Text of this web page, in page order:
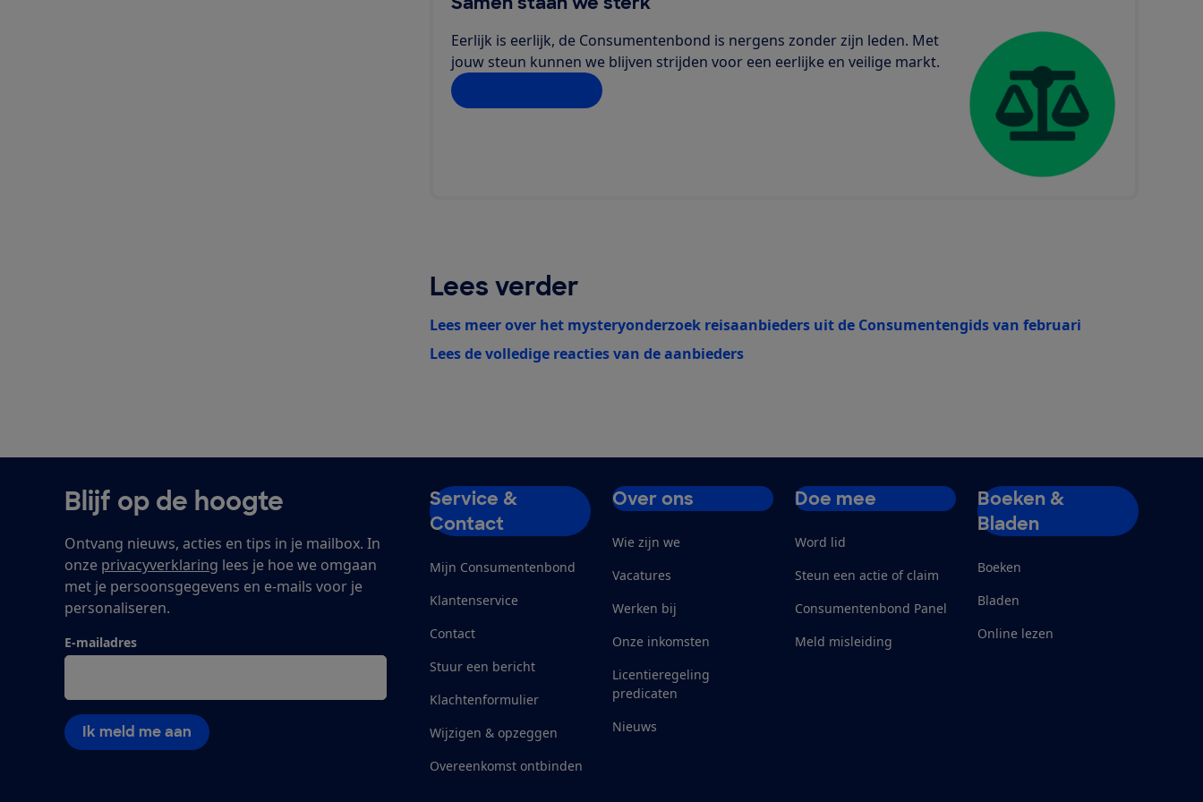
Eerlijk is eerlijk, de Consumentenbond is nergens zonder zijn leden. Met
jouw steun kunnen we blijven strijden voor een eerlijke en veilige markt.
Lees verder
Lees meer over het mysteryonderzoek reisaanbieders uit de Consumentengids van februari
Lees de volledige reacties van de aanbieders
Blijf op de hoogte
Ontvang nieuws, acties en tips in je mailbox. In
onze privacyverklaring lees je hoe we omgaan
met je persoonsgegevens en e-mails voor je
personaliseren.
E-mailadres
Ik meld me aan
Service &
Contact
Mijn Consumentenbond
Klantenservice
Contact
Stuur een bericht
Klachtenformulier
Wijzigen & opzeggen
Overeenkomst ontbinden
Over ons
Wie zijn we
Vacatures
Werken bij
Onze inkomsten
Licentieregeling
predicaten
Nieuws
Doe mee
Word lid
Steun een actie of claim
Consumentenbond Panel
Meld misleiding
Boeken &
Bladen
Boeken
Bladen
Online lezen